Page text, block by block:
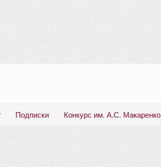
Подписки Конкурс им. А.С. Макаренко